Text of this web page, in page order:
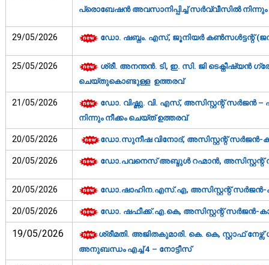
പ്രൊബേഷന്‍ അവസാനിപ്പിച്ച് സര്‍വ്വീസില്‍ നിന്നും
29/05/2026 ഡോ. ഷബ്നം. എസ്, ജൂനിയർ കൺസൾട്ടന്റ്
25/05/2026
ശ്രീ. അനന്തൻ. ടി, ഇ. സി. ജി ടെക്നീഷ്യൻ
ചെയ്തുകൊണ്ടുള്ള ഉത്തരവ്‌
21/05/2026
ഡോ. വിഷ്ണു. വി. എസ്, അസിസ്റ്റന്റ് സര്‍ജന്‍ –
നിന്നും നീക്കം ചെയ്ത് ഉത്തരവ്‌
20/05/2026 ഡോ.സുനീഷ വിനോദ്, അസിസ്റ്റന്റ് സര്‍ജന്‍-
20/05/2026 ഡോ.പവനെസ് അബ്ദുൾ റഹ്മാൻ, അസിസ്റ്റന്റ്
20/05/2026 ഡോ.ഷാഹിന.എസ്.എ, അസിസ്റ്റന്റ് സര്‍ജന്‍-
20/05/2026 ഡോ. ഷഫീക്ക്.എ.കെ, അസിസ്റ്റന്റ് സര്‍ജന്‍-
19/05/2026
ശ്രീമതി. അജിതകുമാരി. കെ. കെ, സ്റ്റാഫ്
അനുബന്ധം എച്ച് 4 – നോട്ടീസ്